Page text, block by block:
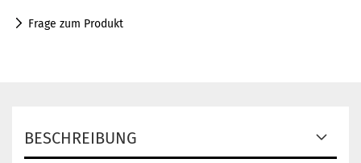
Frage zum Produkt
BESCHREIBUNG